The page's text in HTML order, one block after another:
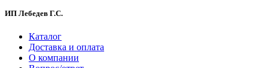
ИП Лебедев Г.С.
Каталог
Доставка и оплата
О компании